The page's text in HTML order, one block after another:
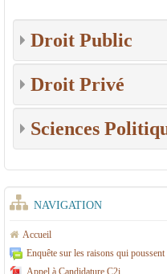
Droit Public
Droit Privé
Sciences
NAVIGATION
Accueil
Enquête sur les raisons qui poussent
Appel à Candidature C2i